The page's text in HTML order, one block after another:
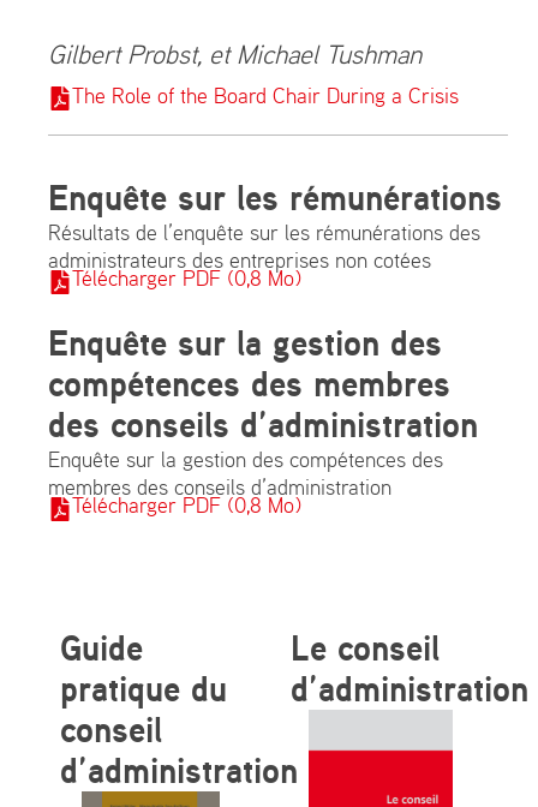
Gilbert Probst, et Michael Tushman
The Role of the Board Chair During a Crisis
Enquête sur les rémunérations
Résultats de l’enquête sur les rémunérations des
administrateurs des entreprises non cotées
Télécharger PDF (0,8 Mo)
Enquête sur la gestion des
compétences des membres
des conseils d’administration
Enquête sur la gestion des compétences des
membres des conseils d’administration
Télécharger PDF (0,8 Mo)
Guide
pratique du
conseil
d’administration
Le conseil
d’administration